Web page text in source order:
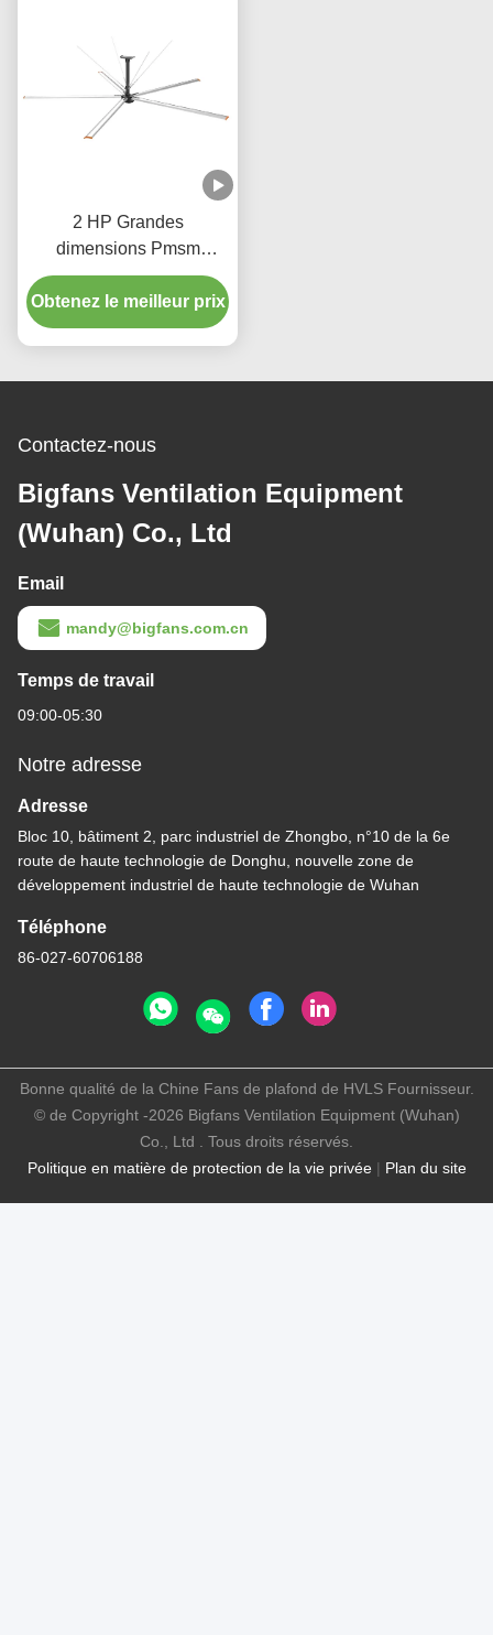
2 HP Grandes
dimensions Pmsm
Ventilateurs de plafond
entrepôt ventilateur HVLS
220V
Obtenez le meilleur prix
Contactez-nous
Bigfans Ventilation Equipment
(Wuhan) Co., Ltd
Email
mandy@bigfans.com.cn
Temps de travail
09:00-05:30
Notre adresse
Adresse
Bloc 10, bâtiment 2, parc industriel de Zhongbo, n°10 de la 6e
route de haute technologie de Donghu, nouvelle zone de
développement industriel de haute technologie de Wuhan
Téléphone
86-027-60706188
Politique en matière de protection de la vie privée| Plan du site
Bonne qualité de la Chine Fans de plafond de HVLS Fournisseur.
© de Copyright -2026 Bigfans Ventilation Equipment (Wuhan)
Co., Ltd . Tous droits réservés.